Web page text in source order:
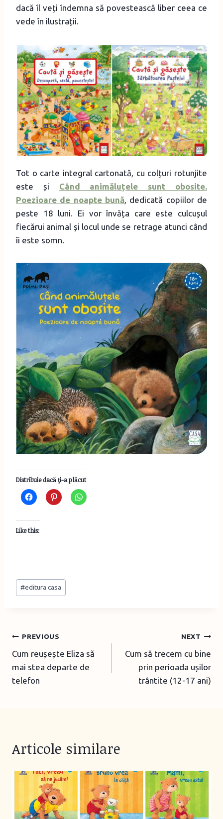
dacă îl veți îndemna să povestească liber ceea ce
vede în ilustrații.
Tot o carte integral cartonată, cu colțuri rotunjite
este și Când animăluțele sunt obosite.
Poezioare de noapte bună, dedicată copiilor de
peste 18 luni. Ei vor învăța care este culcușul
fiecărui animal și locul unde se retrage atunci când
îi este somn.
Distribuie dacă ţi-a plăcut
Like this:
Post
Tags:
#editura casa
Post
navigation
PREVIOUS
Cum reușește Eliza să
mai stea departe de
telefon
NEXT
Cum să trecem cu bine
prin perioada ușilor
trântite (12-17 ani)
Articole similare